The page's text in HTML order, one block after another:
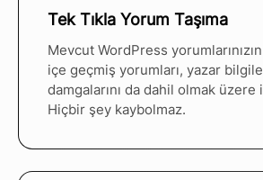
Tek Tıkla Yorum Taşıma
Mevcut WordPress yorumlarınızın
içe geçmiş yorumları, yazar
damgalarını da dahil olmak üzere
Hiçbir şey kaybolmaz.